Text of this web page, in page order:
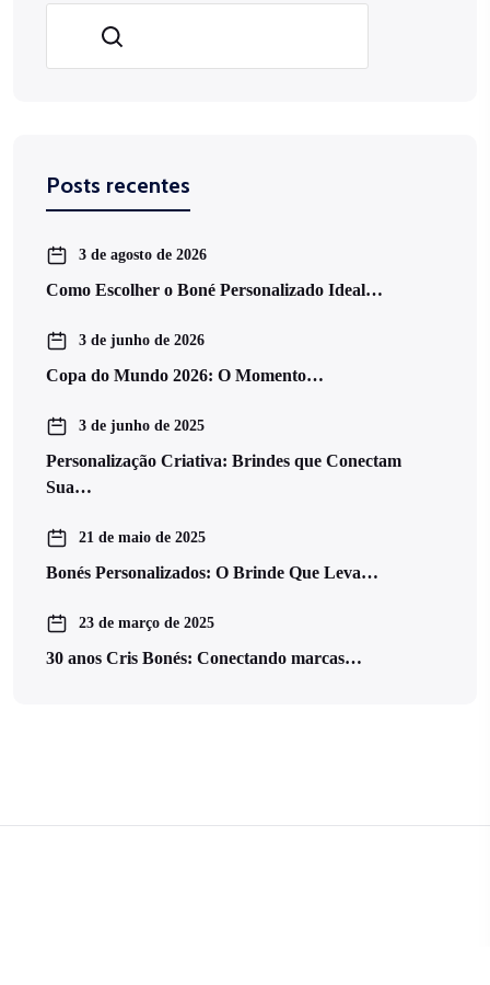
Pesquisar
Posts recentes
3 de agosto de 2026
Como Escolher o Boné Personalizado Ideal…
3 de junho de 2026
Copa do Mundo 2026: O Momento…
3 de junho de 2025
Personalização Criativa: Brindes que Conectam
Sua…
21 de maio de 2025
Bonés Personalizados: O Brinde Que Leva…
23 de março de 2025
30 anos Cris Bonés: Conectando marcas…